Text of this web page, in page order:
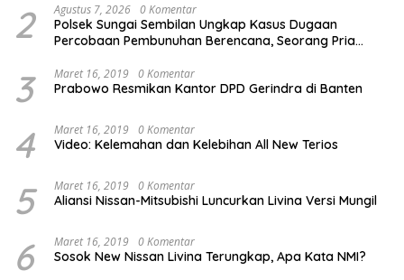
2 Agustus 7, 2026 0 Komentar
Polsek Sungai Sembilan Ungkap Kasus Dugaan
Percobaan Pembunuhan Berencana, Seorang Pria
3 Maret 16, 2019 0 Komentar
Prabowo Resmikan Kantor DPD Gerindra di Banten
4 Maret 16, 2019 0 Komentar
Video: Kelemahan dan Kelebihan All New Terios
5 Maret 16, 2019 0 Komentar
Aliansi Nissan-Mitsubishi Luncurkan Livina Versi Mungil
6 Maret 16, 2019 0 Komentar
Sosok New Nissan Livina Terungkap, Apa Kata NMI?